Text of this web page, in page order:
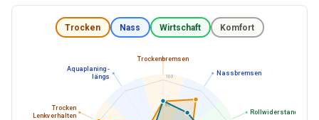
Trocken Nass Wirtschaft Komfort
80
100
Trockenbremsen
Nassbremsen
Rollwiderstand
Trocken
Lenkverhalten
Aquaplaning -
längs